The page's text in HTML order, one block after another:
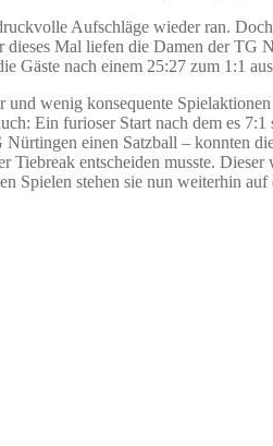
Aufschläge wieder ran.
Mal liefen die Damen der TG
Gäste nach einem 25:27 zum 1:1
wenig konsequente
Ein furioser Start nach dem es
einen Satzball – konnten
entscheiden musste.
Spielen stehen sie nun weiterhin